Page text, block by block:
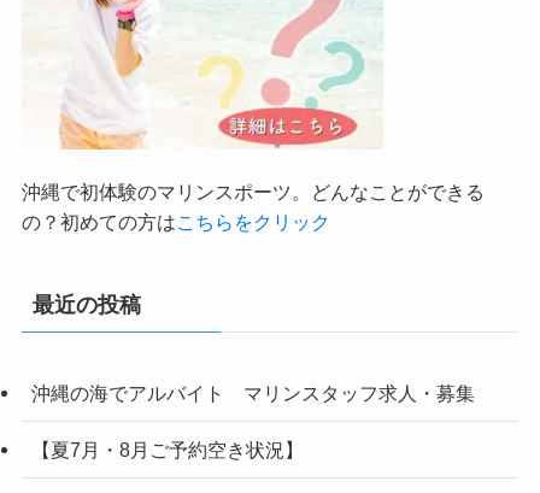
沖縄で初体験のマリンスポーツ。どんなことができる
の？初めての方はこちらをクリック
最近の投稿
沖縄の海でアルバイト マリンスタッフ求人・募集
【夏7月・8月ご予約空き状況】